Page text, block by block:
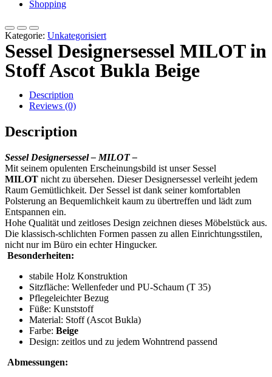
Shopping
Kategorie: Unkategorisiert
Sessel Designersessel MILOT in
Stoff Ascot Bukla Beige
Description
Reviews (0)
Description
Sessel Designersessel – MILOT –
Mit seinem opulenten Erscheinungsbild ist unser Sessel
MILOT nicht zu übersehen. Dieser Designersessel verleiht jedem
Raum Gemütlichkeit. Der Sessel ist dank seiner komfortablen
Polsterung an Bequemlichkeit kaum zu übertreffen und lädt zum
Entspannen ein.
Hohe Qualität und zeitloses Design zeichnen dieses Möbelstück aus.
Die klassisch-schlichten Formen passen zu allen Einrichtungsstilen,
nicht nur im Büro ein echter Hingucker.
Besonderheiten:
stabile Holz Konstruktion
Sitzfläche: Wellenfeder und PU-Schaum (T 35)
Pflegeleichter Bezug
Füße: Kunststoff
Material: Stoff (Ascot Bukla)
Farbe: Beige
Design: zeitlos und zu jedem Wohntrend passend
Abmessungen: